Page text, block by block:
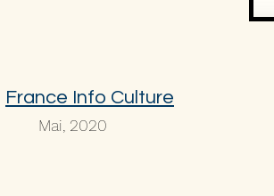
France Info Culture
Mai, 2020